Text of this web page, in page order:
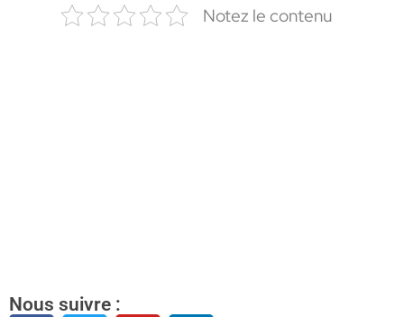
Notez le contenu
Nous suivre :